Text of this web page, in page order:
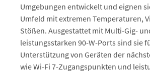
Umgebungen entwickelt und eignen
Umfeld mit extremen Temperaturen,
Stößen. Ausgestattet mit Multi-Gig-
leistungsstarken 90-W-Ports sind sie
Unterstützung von Geräten der
wie Wi-Fi 7-Zugangspunkten und